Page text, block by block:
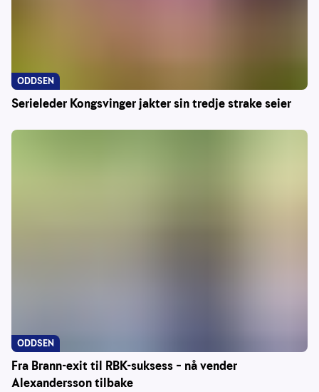
Serieleder Kongsvinger jakter sin tredje strake seier
ODDSEN
Fra Brann-exit til RBK-suksess – nå vender
Alexandersson tilbake
ODDSEN